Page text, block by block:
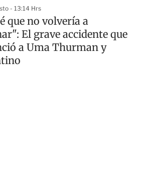
- 13:14 Hrs
que no volvería a
El grave accidente que
a Uma Thurman y